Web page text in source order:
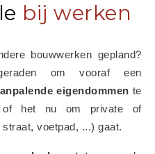
bij werken
bouwwerken gepland?
eigendommen te
of het nu om private of
voetpad, ...) gaat.